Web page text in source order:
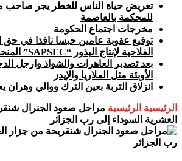
تعريض حياة الناس للخطر يجر صاحب
للمحكمة بالعاصمة
مخرجات اجتماع الحكومة
توقيع عقوبة عامين حبسا نافذا في حق
الفلاحية لإنتاج البذور “SAPSEC” المنحلة
بعد تصدير العاهرات والشواذ وارجل
الأوبئة مثل الملاريا والإيدز
انزلاق التربة بعين الترك ووالي وهران
الرئيسية الرئيسية مراحل صعود الجنرال
العشرية السوداء إلى رب الجزائر